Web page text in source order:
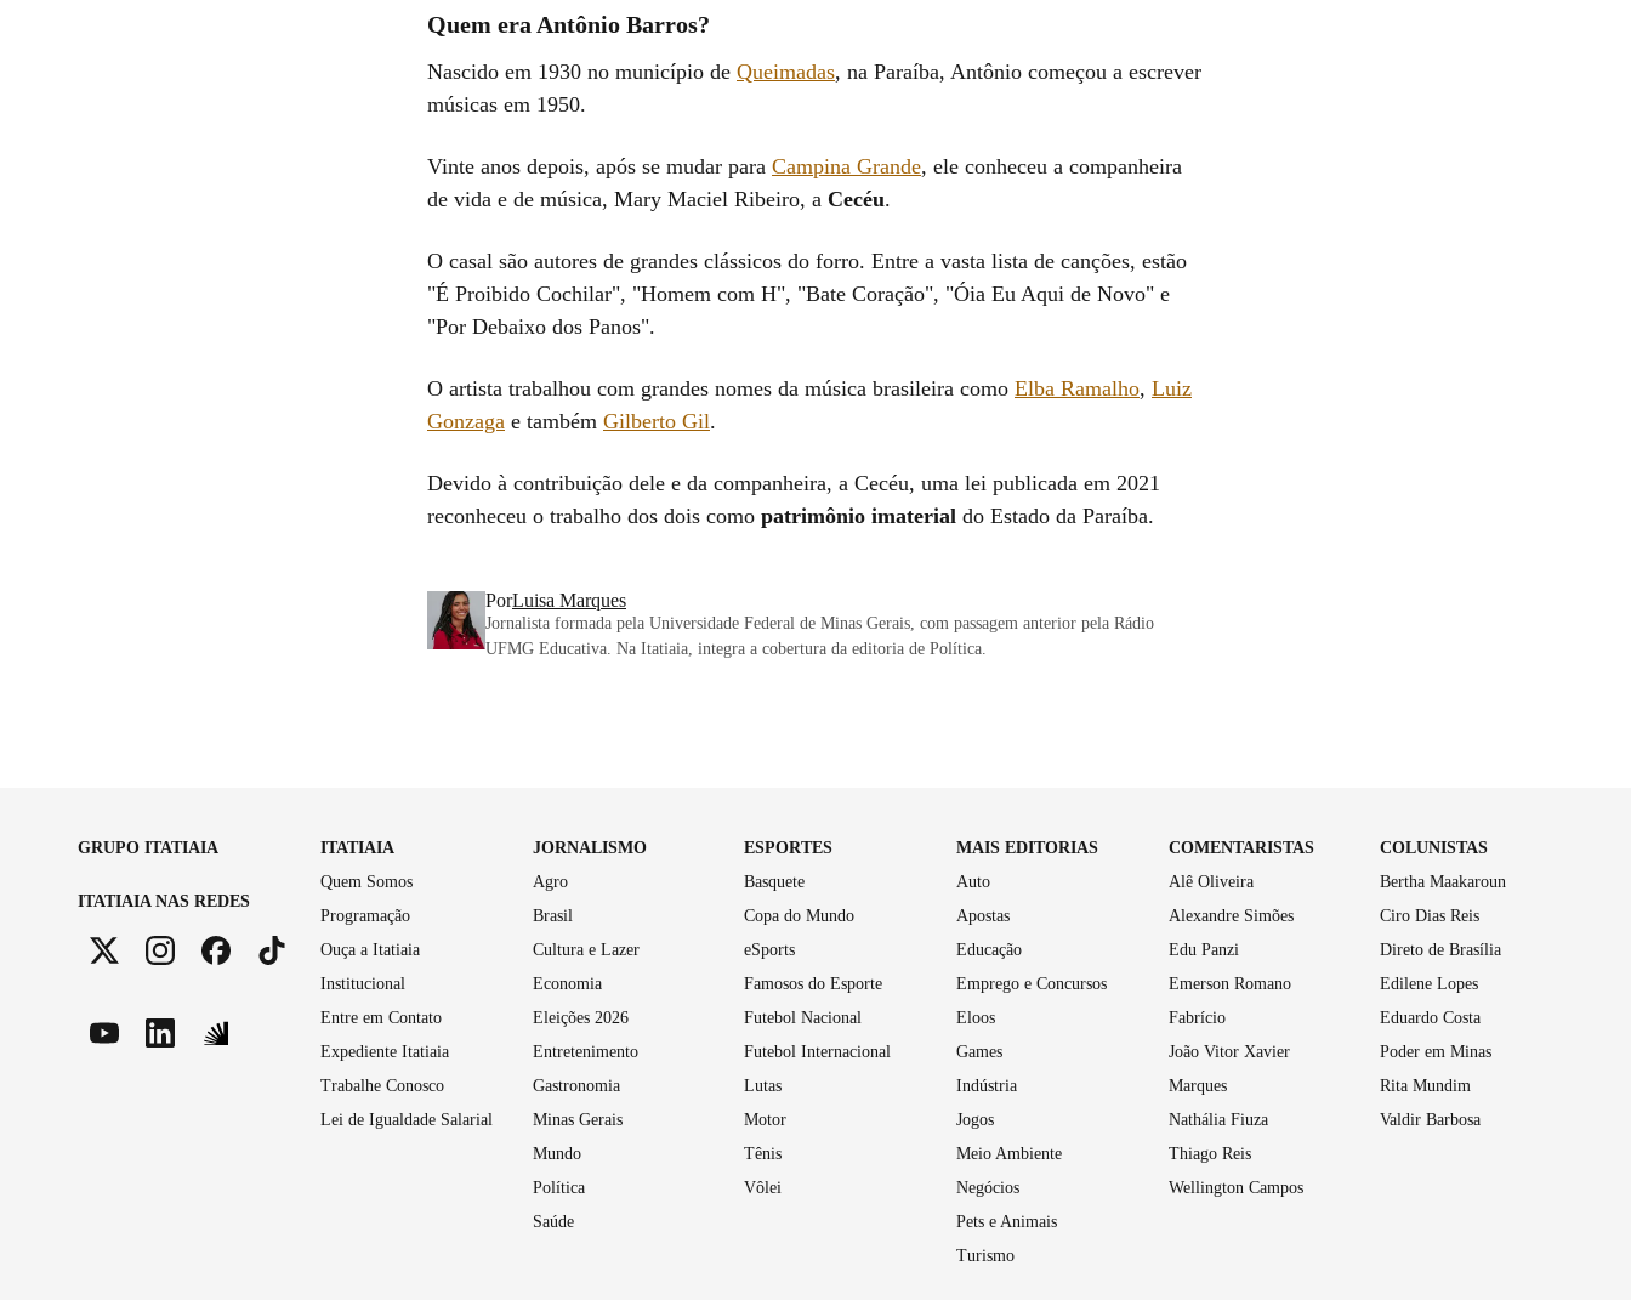
Quem era Antônio Barros?
Nascido em 1930 no município de Queimadas, na Paraíba, Antônio começou a escrever
músicas em 1950.
Vinte anos depois, após se mudar para Campina Grande, ele conheceu a companheira
de vida e de música, Mary Maciel Ribeiro, a Cecéu.
O casal são autores de grandes clássicos do forro. Entre a vasta lista de canções, estão
"É Proibido Cochilar", "Homem com H", "Bate Coração", "Óia Eu Aqui de Novo" e
"Por Debaixo dos Panos".
O artista trabalhou com grandes nomes da música brasileira como Elba Ramalho, Luiz
Gonzaga e também Gilberto Gil.
Devido à contribuição dele e da companheira, a Cecéu, uma lei publicada em 2021
reconheceu o trabalho dos dois como patrimônio imaterial do Estado da Paraíba.
PorLuisa Marques
Jornalista formada pela Universidade Federal de Minas Gerais, com passagem anterior pela Rádio
UFMG Educativa. Na Itatiaia, integra a cobertura da editoria de Política.
GRUPO ITATIAIA
ITATIAIA NAS REDES
ITATIAIA
Quem Somos
Programação
Ouça a Itatiaia
Institucional
Entre em Contato
Expediente Itatiaia
Trabalhe Conosco
Lei de Igualdade Salarial
JORNALISMO
Agro
Brasil
Cultura e Lazer
Economia
Eleições 2026
Entretenimento
Gastronomia
Minas Gerais
Mundo
Política
Saúde
ESPORTES
Basquete
Copa do Mundo
eSports
Famosos do Esporte
Futebol Nacional
Futebol Internacional
Lutas
Motor
Tênis
Vôlei
MAIS EDITORIAS
Auto
Apostas
Educação
Emprego e Concursos
Eloos
Games
Indústria
Jogos
Meio Ambiente
Negócios
Pets e Animais
Turismo
COMENTARISTAS
Alê Oliveira
Alexandre Simões
Edu Panzi
Emerson Romano
Fabrício
João Vitor Xavier
Marques
Nathália Fiuza
Thiago Reis
Wellington Campos
COLUNISTAS
Bertha Maakaroun
Ciro Dias Reis
Direto de Brasília
Edilene Lopes
Eduardo Costa
Poder em Minas
Rita Mundim
Valdir Barbosa